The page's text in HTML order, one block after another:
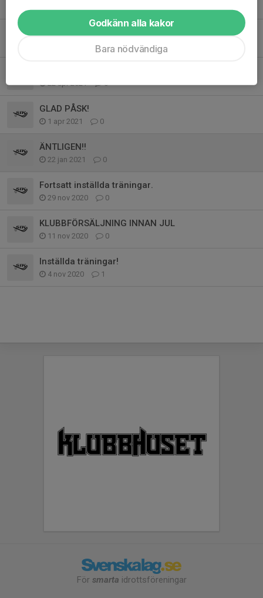
22 apr 2021 0
GLAD PÅSK!
1 apr 2021 0
ÄNTLIGEN!!
22 jan 2021 0
Fortsatt inställda träningar.
29 nov 2020 0
KLUBBFÖRSÄLJNING INNAN JUL
11 nov 2020 0
Inställda träningar!
4 nov 2020 1
För smarta idrottsföreningar
Godkänn alla kakor
Bara nödvändiga